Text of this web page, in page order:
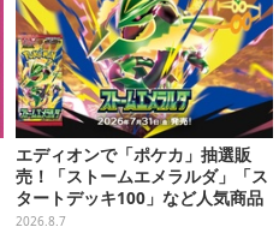
エディオンで「ポケカ」抽選販
売！「ストームエメラルダ」「ス
タートデッキ100」など人気商品
が対象
2026.8.7